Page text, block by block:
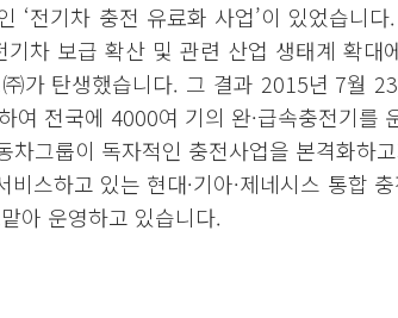
‘전기차 충전 유료화 사업’이 있었습니
차 보급 확산 및 관련 산업 생태계 확대
가 탄생했습니다. 그 결과 2015년 7월
여 전국에 4000여 기의 완·급속충전기를
그룹이 독자적인 충전사업을 본격화하
스하고 있는 현대·기아·제네시스 통합
아 운영하고 있습니다.